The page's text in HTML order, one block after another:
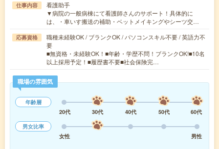
仕事内容
看護助手
▼病院の一般病棟にて看護師さんのサポート！具体的に
は、・車いす搬送の補助・ベットメイキングやシーツ交…
応募資格
職種未経験OK / ブランクOK / パソコンスキル不要 / 英語力不
要
■無資格・未経験OK！■年齢・学歴不問！ブランクOK!■10名
以上採用予定！■履歴書不要■社会保険完…
職場の雰囲気
年齢層
20代
30代 40代 50代
60代
男女比率
女性
男性